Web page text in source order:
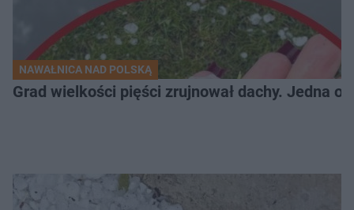
NAWAŁNICA NAD POLSKĄ
Grad wielkości pięści zrujnował dachy. Jedna